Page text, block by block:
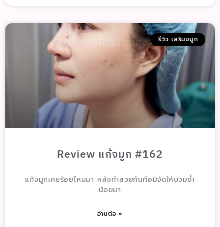
รีวิว เสริมจมูก
Review แก้จมูก #162
แก้จมูกเคยร้อยไหมมา หลังทำสวยทันทีอมิจัดให้บวมช้ำ
น้อยมา
อ่านต่อ »